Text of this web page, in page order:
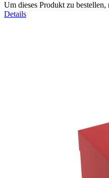
Um dieses Produkt zu bestellen,
Details